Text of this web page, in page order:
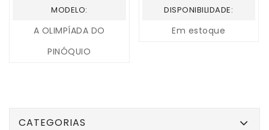
MODELO:
A OLIMPÍADA DO
PINÓQUIO
DISPONIBILIDADE:
Em estoque
CATEGORIAS